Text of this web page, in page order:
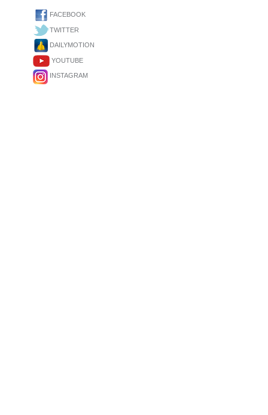
FACEBOOK
TWITTER
DAILYMOTION
YOUTUBE
INSTAGRAM